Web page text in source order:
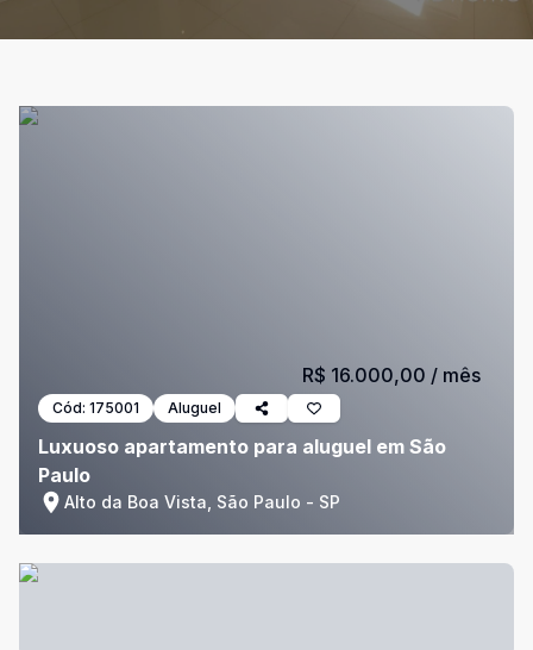
Cód: 175001 Aluguel
Luxuoso apartamento para aluguel em São
Paulo
Alto da Boa Vista, São Paulo - SP
R$ 16.000,00 / mês